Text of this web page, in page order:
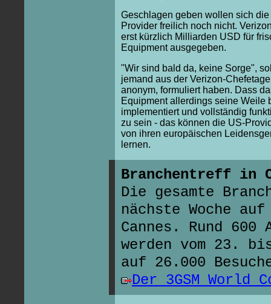
Geschlagen geben wollen sich die
Provider freilich noch nicht.
erst kürzlich Milliarden USD für
Equipment ausgegeben.
"Wir sind bald da, keine Sorge",
jemand aus der Verizon-
anonym, formuliert haben. Dass
Equipment allerdings seine Weile
implementiert und vollständig
zu sein - das können die US-
von ihren europäischen
lernen.
Branchentreff in
Die gesamte
nächste Woche
Cannes. Rund
werden vom 23.
auf 26.000
Der 3GSM World